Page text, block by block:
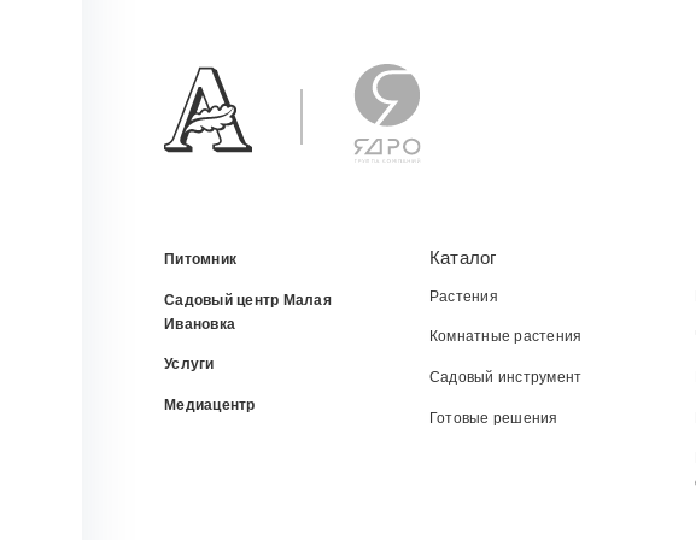
Питомник
Садовый центр Малая
Ивановка
Услуги
Медиацентр
Каталог
Растения
Комнатные растения
Садовый инструмент
Готовые решения